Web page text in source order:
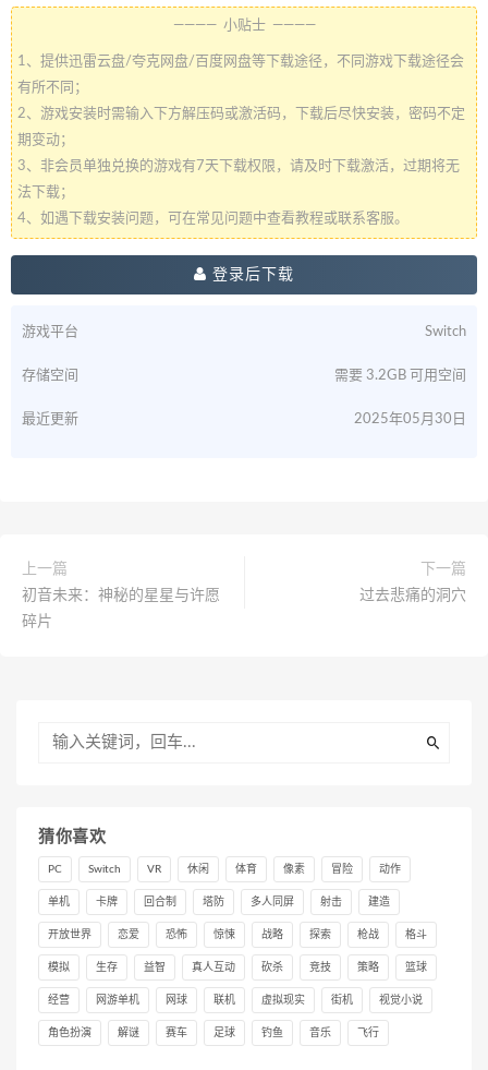
———— 小贴士 ————
1、提供迅雷云盘/夸克网盘/百度网盘等下载途径，不同游戏下载途径会
有所不同；
2、游戏安装时需输入下方解压码或激活码，下载后尽快安装，密码不定
期变动；
3、非会员单独兑换的游戏有7天下载权限，请及时下载激活，过期将无
法下载；
4、如遇下载安装问题，可在常见问题中查看教程或联系客服。
登录后下载
游戏平台 Switch
存储空间 需要 3.2GB 可用空间
最近更新 2025年05月30日
上一篇
初音未来：神秘的星星与许愿
碎片
下一篇
过去悲痛的洞穴
猜你喜欢
PC Switch VR 休闲 体育 像素 冒险 动作
单机 卡牌 回合制 塔防 多人同屏 射击 建造
开放世界 恋爱 恐怖 惊悚 战略 探索 枪战 格斗
模拟 生存 益智 真人互动 砍杀 竞技 策略 篮球
经营 网游单机 网球 联机 虚拟现实 街机 视觉小说
角色扮演 解谜 赛车 足球 钓鱼 音乐 飞行